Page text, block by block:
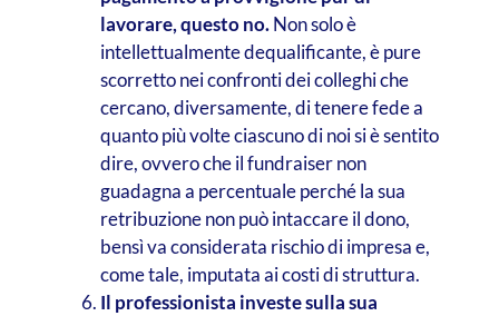
lavorare, questo no.Non solo è
intellettualmente dequalificante, è pure
scorretto nei confronti dei colleghi che
cercano, diversamente, di tenere fede a
quanto più volte ciascuno di noi si è sentito
dire, ovvero che il fundraiser non
guadagna a percentuale perché la sua
retribuzione non può intaccare il dono,
bensì va considerata rischio di impresa e,
come tale, imputata ai costi di struttura.
Il professionista investe sulla sua